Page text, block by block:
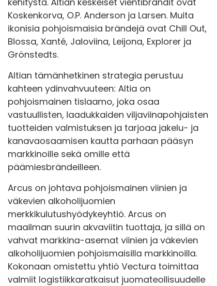
Koskenkorva, O.P. Anderson ja Larsen. Muita
ikonisia pohjoismaisia brändejä ovat Chill Out,
Blossa, Xanté, Jaloviina, Leijona, Explorer ja
Grönstedts.
Altian tämänhetkinen strategia perustuu
kahteen ydinvahvuuteen: Altia on
pohjoismainen tislaamo, joka osaa
vastuullisten, laadukkaiden viljaviinapohjaisten
tuotteiden valmistuksen ja tarjoaa jakelu- ja
kanavaosaamisen kautta parhaan pääsyn
markkinoille sekä omille että
päämiesbrändeilleen.
Arcus on johtava pohjoismainen viinien ja
väkevien alkoholijuomien
merkkikulutushyödykeyhtiö. Arcus on
maailman suurin akvaviitin tuottaja, ja sillä on
vahvat markkina-asemat viinien ja väkevien
alkoholijuomien pohjoismaisilla markkinoilla.
Kokonaan omistettu yhtiö Vectura toimittaa
valmiit logistiikkaratkaisut juomateollisuudelle